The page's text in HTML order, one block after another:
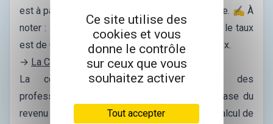
est à payer une fois par an au mois de novembre. ✍️ À
noter : si votre conjoint est votre collaborateur, le taux
est de 0,34% c’est-à-dire 140€ à payer pour deux.
→ La CURPS
La contribution aux unions régionales des
professionnels de santé est calculée sur la base du
revenu d’activité annuel qui est retenu pour le calcul de
Ce site utilise des
cookies et vous
donne le contrôle
sur ceux que vous
souhaitez activer
Tout accepter